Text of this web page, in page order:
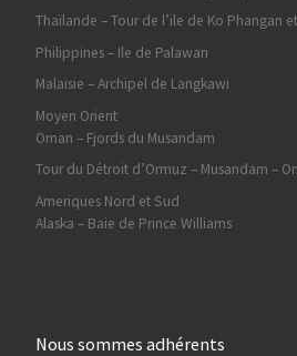
Thaïlande – Tour de l’ile de Ko Phangan
Philippines – Ile de Palawan
Malaisie – Archipel de Langkawi
Moyen Orient
Oman – Fjords du Musandam
Tour du Détroit d’Ormuz – Musandam –
Ameriques Nord et Sud
Alaska – Baie de Prince Williams
Nous sommes adhérents